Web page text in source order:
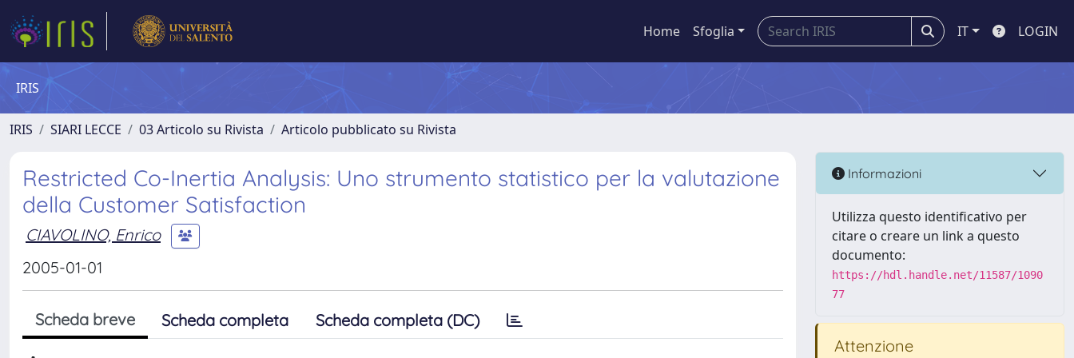
Home Sfoglia IT LOGIN
IRIS
IRIS SIARI LECCE 03 Articolo su Rivista Articolo pubblicato su Rivista
Restricted Co-Inertia Analysis: Uno strumento statistico per la valutazione
della Customer Satisfaction
CIAVOLINO, Enrico
2005-01-01
Scheda breve Scheda completa Scheda completa (DC)
Informazioni
Utilizza questo identificativo per
citare o creare un link a questo
documento:
https://hdl.handle.net/11587/1090
77
Attenzione